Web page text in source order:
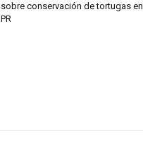
sobre conservación de tortugas en
PR